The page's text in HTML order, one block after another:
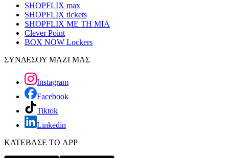
SHOPFLIX max
SHOPFLIX tickets
SHOPFLIX ΜΕ ΤΗ ΜΙΑ
Clever Point
BOX NOW Lockers
ΣΥΝΔΕΣΟΥ ΜΑΖΙ ΜΑΣ
Instagram
Facebook
Tiktok
Linkedin
ΚΑΤΕΒΑΣΕ ΤΟ APP